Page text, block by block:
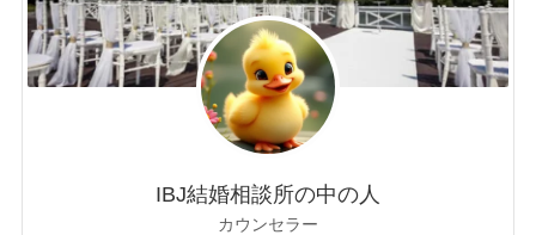
IBJ結婚相談所の中の人
カウンセラー